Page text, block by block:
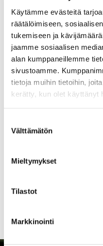
Käytämme evästeitä
räätälöimiseen,
tukemiseen ja
jaamme sosiaalisen
alan kumppaneillemme
sivustoamme.
tietoja muihin tietoihin,
kerätty, kun olet käyttänyt
valinta
Välttämätön
Mieltymykset
Tilastot
Markkinointi
4700 min-1
Käyttölämpötila-alue
0…+40 °C
Suojausluokka
Paino
Tuotenumero